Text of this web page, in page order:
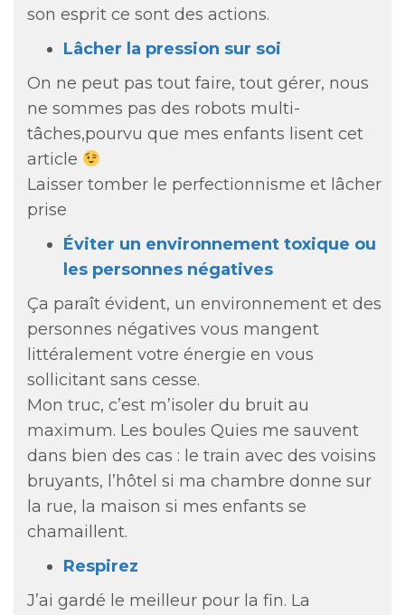
son esprit ce sont des actions.
Lâcher la pression sur soi
On ne peut pas tout faire, tout gérer, nous
ne sommes pas des robots multi-
tâches,pourvu que mes enfants lisent cet
article
Laisser tomber le perfectionnisme et lâcher
prise
Éviter un environnement toxique ou
les personnes négatives
Ça paraît évident, un environnement et des
personnes négatives vous mangent
littéralement votre énergie en vous
sollicitant sans cesse.
Mon truc, c’est m’isoler du bruit au
maximum. Les boules Quies me sauvent
dans bien des cas : le train avec des voisins
bruyants, l’hôtel si ma chambre donne sur
la rue, la maison si mes enfants se
chamaillent.
Respirez
J’ai gardé le meilleur pour la fin. La